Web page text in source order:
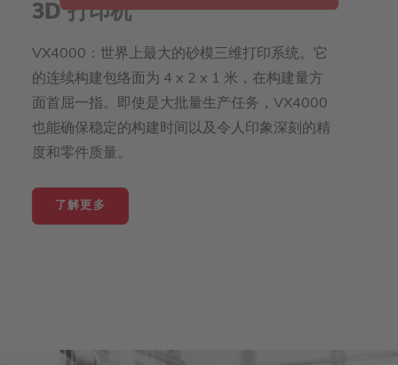
3D 打印机
VX4000：世界上最大的砂模三维打印系统。它
的连续构建包络面为 4 x 2 x 1 米，在构建量方
面首屈一指。即使是大批量生产任务，VX4000
也能确保稳定的构建时间以及令人印象深刻的精
度和零件质量。
了解更多